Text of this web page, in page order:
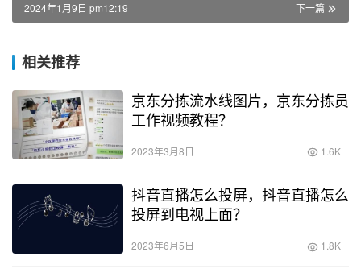
下一篇
2024年1月9日 pm12:19
相关推荐
京东分拣流水线图片，京东分拣员
工作视频教程？
2023年3月8日 1.6K
抖音直播怎么投屏，抖音直播怎么
投屏到电视上面？
2023年6月5日 1.8K